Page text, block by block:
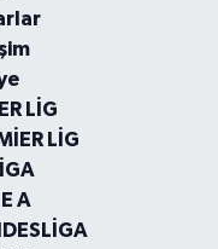
LİG
LİG
A